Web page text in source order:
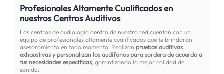
Profesionales Altamente Cualificados en
nuestros Centros Auditivos
Los centros de audiología dentro de nuestra red cuentan con un
equipo de profesionales altamente cualificados que te brindarán
asesoramiento en todo momento. Realizan pruebas auditivas
exhaustivas y personalizan los audífonos para sordera de acuerdo a
tus necesidades específicas, garantizando la mejor calidad de
sonido.